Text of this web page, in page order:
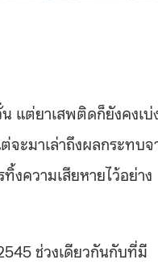
แต่ยาเสพติดก็ยังคงเบ่
จะมาเล่าถึงผลกระทบจ
งความเสียหายไว้อย่าง
ช่วงเดียวกันกับที่มี